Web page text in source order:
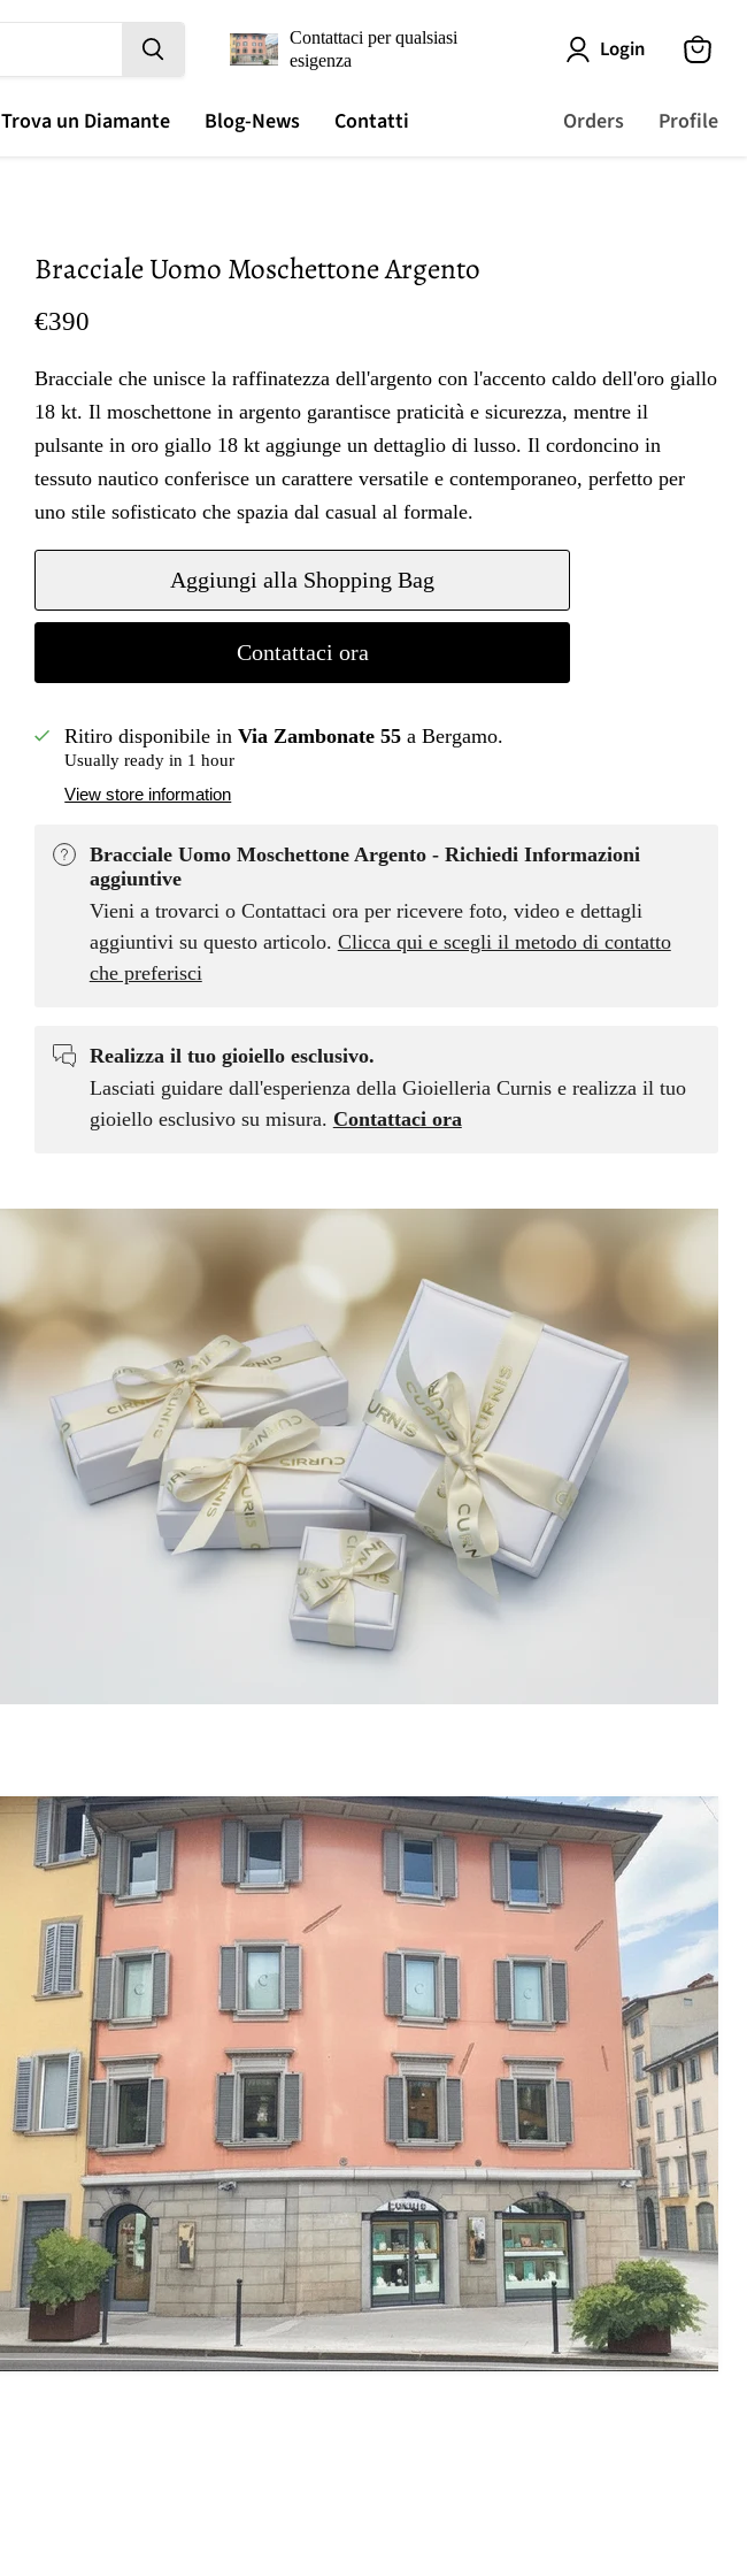
Contattaci per qualsiasi
esigenza
Login
Trova un Diamante Blog-News Contatti Orders Profile
Bracciale Uomo Moschettone Argento
Prezzo oggi
€390
Bracciale che unisce la raffinatezza dell'argento con l'accento caldo dell'oro giallo
18 kt. Il moschettone in argento garantisce praticità e sicurezza, mentre il
pulsante in oro giallo 18 kt aggiunge un dettaglio di lusso. Il cordoncino in
tessuto nautico conferisce un carattere versatile e contemporaneo, perfetto per
uno stile sofisticato che spazia dal casual al formale.
Aggiungi alla Shopping Bag
Contattaci ora
Ritiro disponibile inVia Zambonate 55 a Bergamo.
Usually ready in 1 hour
View store information
Bracciale Uomo Moschettone Argento - Richiedi Informazioni
aggiuntive
Vieni a trovarci o Contattaci ora per ricevere foto, video e dettagli
aggiuntivi su questo articolo. Clicca qui e scegli il metodo di contatto
che preferisci
Realizza il tuo gioiello esclusivo.
Lasciati guidare dall'esperienza della Gioielleria Curnis e realizza il tuo
gioiello esclusivo su misura. Contattaci ora